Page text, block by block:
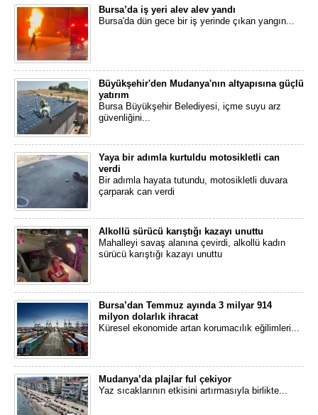
Bursa’da iş yeri alev alev yandı
Bursa'da dün gece bir iş yerinde çıkan yangın...
Büyükşehir'den Mudanya'nın altyapısına güçlü
yatırım
Bursa Büyükşehir Belediyesi, içme suyu arz
güvenliğini...
Yaya bir adımla kurtuldu motosikletli can
verdi
Bir adımla hayata tutundu, motosikletli duvara
çarparak can verdi
Alkollü sürücü karıştığı kazayı unuttu
Mahalleyi savaş alanına çevirdi, alkollü kadın
sürücü karıştığı kazayı unuttu
Bursa’dan Temmuz ayında 3 milyar 914
milyon dolarlık ihracat
Küresel ekonomide artan korumacılık eğilimleri...
Mudanya’da plajlar ful çekiyor
Yaz sıcaklarının etkisini artırmasıyla birlikte...